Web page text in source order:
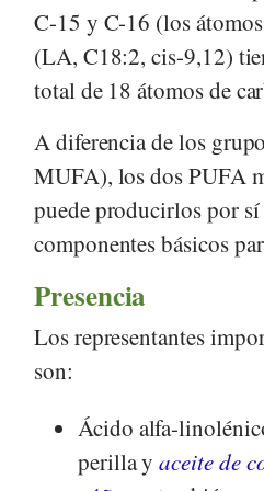
C-15 y C-16 (los
(LA, C18:2, cis-9,12)
total de 18 átomos de
A diferencia de los
MUFA), los dos PUFA
puede producirlos por
componentes básicos
Presencia
Los representantes
son:
Ácido alfa-
perilla yaceite de